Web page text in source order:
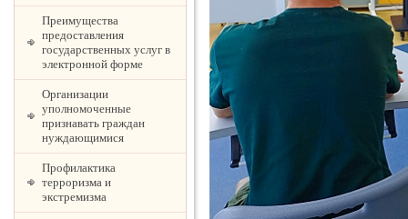
Преимущества
предоставления
государственных услуг в
электронной форме
Организации
уполномоченные
признавать граждан
нуждающимися
Профилактика
терроризма и
экстремизма